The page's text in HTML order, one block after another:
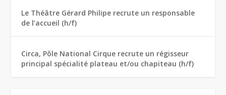
Le Théâtre Gérard Philipe recrute un responsable
de l’accueil (h/f)
Circa, Pôle National Cirque recrute un régisseur
principal spécialité plateau et/ou chapiteau (h/f)